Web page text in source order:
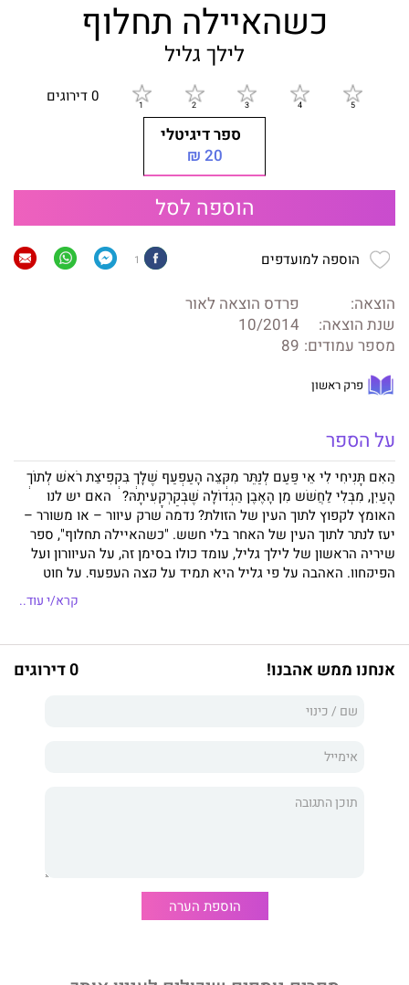
כשהאיילה תחלוף
לילך גליל
0 דירוגים
ספר דיגיטלי
20 ₪
הוספה לסל
הוספה למועדפים 1
הוצאה:
פרדס הוצאה לאור
שנת הוצאה:
10/2014
מספר עמודים: 89
פרק ראשון
על הספר
הַאִם תָּנִיחִי לִי אֵי פַּעַם לְנַתֵּר מִקְּצֵה הָעַפְעַף שֶׁלָּךְ בִּקְפִיצַת רֹאשׁ לְתוֹךְ
הָעַיִן, מִבְּלִי לַחֲשֹׁש מִן הָאֶבֶן הַגְּדוֹלָה שֶׁבְּקַרְקָעִיתָהּ? האם יש לנו
האומץ לקפוץ לתוך העין של הזולת? נדמה שרק עיוור – או משורר –
יעז לנתר לתוך העין של האחר בלי חשש. "כשהאיילה תחלוף", ספר
שיריה הראשון של לילך גליל, עומד כולו בסימן זה, על העיוורון ועל
הפיקחון. האהבה על פי גליל היא תמיד על קצה העפעף, על חוט
בקרקעית; אך האבן הזו, יותר מאשר היא עונשו של סיזיפוס, היא גם
למראָה עצמית, עד שכבר לא בטוח מי נושא את מי במעלה ההר.
קרא/י עוד..
אנחנו ממש אהבנו! 0 דירוגים
הוספת הערה